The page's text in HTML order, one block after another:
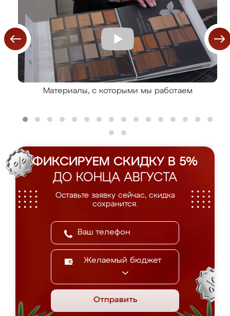
Материалы, с которыми мы работаем
ФИКСИРУЕМ СКИДКУ В 5%
ДО КОНЦА АВГУСТА
Оставьте заявку сейчас, скидка
сохранится.
Желаемый бюджет
Отправить